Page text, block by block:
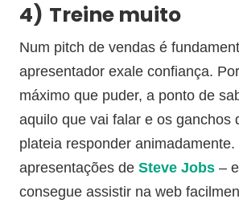
4) Treine muito
Num pitch de vendas é
apresentador exale confiança.
máximo que puder, a ponto de
aquilo que vai falar e os ganchos
plateia responder animadamente.
apresentações de Steve Jobs –
consegue assistir na web